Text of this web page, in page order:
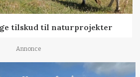
tilskud til naturprojekter
Annonce